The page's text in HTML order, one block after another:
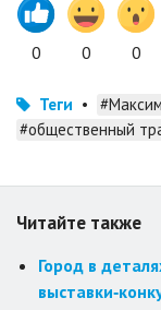
0 0 0
Теги •
#общественный
Читайте также
Город в